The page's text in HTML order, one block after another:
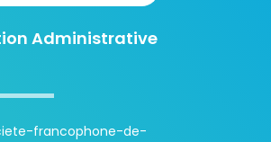
Administrative
francophone-de-